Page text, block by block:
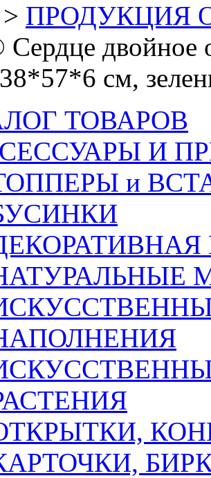
> ПРОДУКЦИЯ
двойное
см,
ТОВАРОВ
И
и